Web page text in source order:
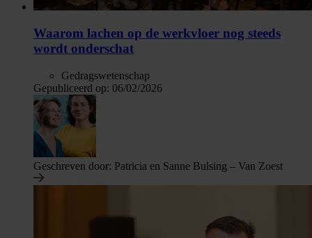
Waarom lachen op de werkvloer nog steeds
wordt onderschat
Gedragswetenschap
Gepubliceerd op: 06/02/2026
Geschreven door: Patricia en Sanne Bulsing – Van Zoest